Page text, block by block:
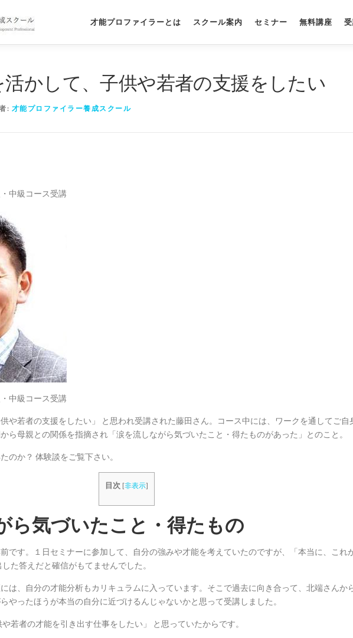
才能プロファイラーとは スクール案内 セミナー 無料講座
活かして、子供や若者の支援をしたい
: 才能プロファイラー養成スクール
中級コース受講
中級コース受講
や若者の支援をしたい」 と思われ受講された藤田さん。コース中には、ワークを通してご自
ら母親との関係を指摘され「涙を流しながら気づいたこと・得たものがあった」とのこと。
のか？ 体験談をご覧下さい。
目次 [非表示]
ら気づいたこと・得たもの
です。１日セミナーに参加して、自分の強みや才能を考えていたのですが、「本当に、これ
た答えだと確信がもてませんでした。
は、自分の才能分析もカリキュラムに入っています。そこで過去に向き合って、北端さんか
やったほうが本当の自分に近づけるんじゃないかと思って受講しました。
若者の才能を引き出す仕事をしたい」 と思っていたからです。